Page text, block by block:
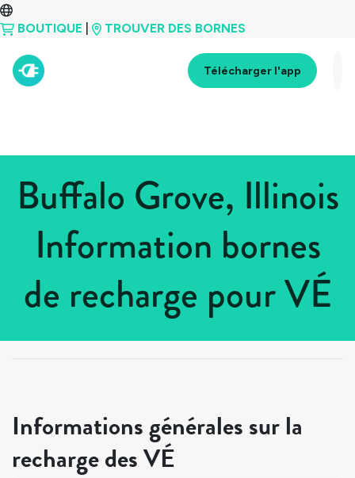
BOUTIQUE TROUVER DES BORNES
Télécharger l'app
Buffalo Grove, Illinois
Information bornes
de recharge pour VÉ
États-Unis > Illinois
Informations générales sur la
recharge des VÉ